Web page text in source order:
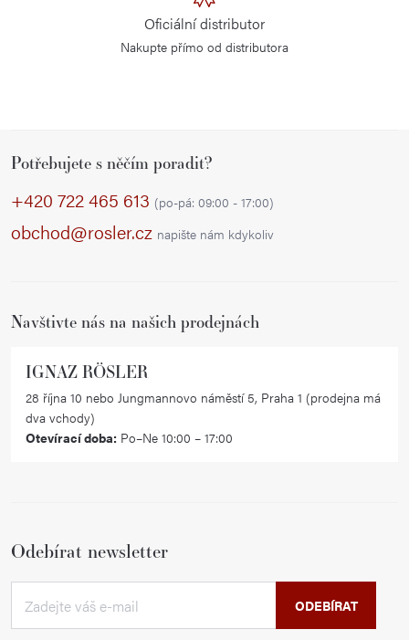
Oficiální distributor
Nakupte přímo od distributora
Potřebujete s něčím poradit?
+420 722 465 613 (po-pá: 09:00 - 17:00)
obchod@rosler.cz napište nám kdykoliv
Navštivte nás na našich prodejnách
IGNAZ RÖSLER
28 října 10 nebo Jungmannovo náměstí 5, Praha 1 (prodejna má
dva vchody)
Otevírací doba: Po–Ne 10:00 – 17:00
Odebírat newsletter
ODEBÍRAT